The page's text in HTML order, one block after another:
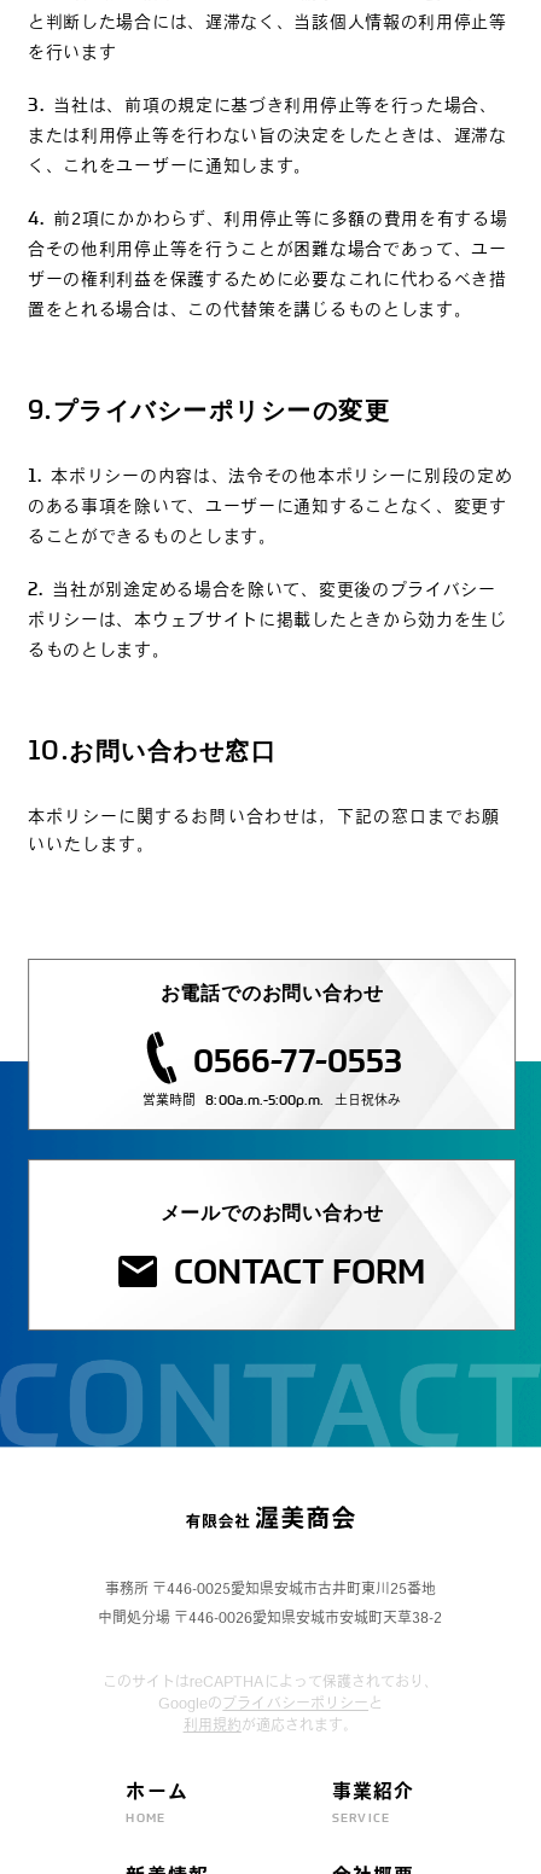
と判断した場合には、遅滞なく、当該個人情報の利用停止等
を行います
当社は、前項の規定に基づき利用停止等を行った場合、
または利用停止等を行わない旨の決定をしたときは、遅滞な
く、これをユーザーに通知します。
前2項にかかわらず、利用停止等に多額の費用を有する場
合その他利用停止等を行うことが困難な場合であって、ユー
ザーの権利利益を保護するために必要なこれに代わるべき措
置をとれる場合は、この代替策を講じるものとします。
9.プライバシーポリシーの変更
本ポリシーの内容は、法令その他本ポリシーに別段の定め
のある事項を除いて、ユーザーに通知することなく、変更す
ることができるものとします。
当社が別途定める場合を除いて、変更後のプライバシー
ポリシーは、本ウェブサイトに掲載したときから効力を生じ
るものとします。
10.お問い合わせ窓口
本ポリシーに関するお問い合わせは，下記の窓口までお願
いいたします。
お電話でのお問い合わせ
0566-77-0553
営業時間 8:00a.m.-5:00p.m. 土日祝休み
メールでのお問い合わせ
CONTACT FORM
事務所 〒446-0025愛知県安城市古井町東川25番地
中間処分場 〒446-0026愛知県安城市安城町天草38-2
このサイトはreCAPTHAによって保護されており、
Googleの プライバシーポリシー と
利用規約 が適応されます。
ホーム
HOME
事業紹介
SERVICE